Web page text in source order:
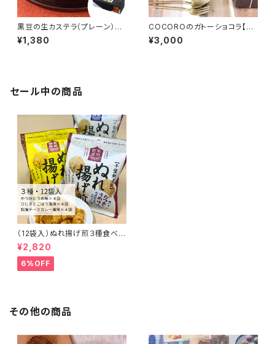
黒豆の生カステラ（プレーン）
【金田屋】
¥1,380
COCOROのガトーショコラ【お
菓子工房COCORO】
¥3,000
セール中の商品
（12袋入）ぬれ揚げ煎３種食べく
らべセット【米屋新蔵】
¥2,820
6%OFF
その他の商品